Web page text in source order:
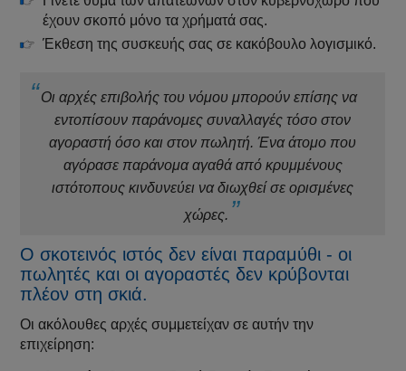
έχουν σκοπό μόνο τα χρήματά σας.
Έκθεση της συσκευής σας σε κακόβουλο λογισμικό.
Οι αρχές επιβολής του νόμου μπορούν επίσης να
εντοπίσουν παράνομες συναλλαγές τόσο στον
αγοραστή όσο και στον πωλητή. Ένα άτομο που
αγόρασε παράνομα αγαθά από κρυμμένους
ιστότοπους κινδυνεύει να διωχθεί σε ορισμένες
χώρες.
Ο σκοτεινός ιστός δεν είναι παραμύθι - οι
πωλητές και οι αγοραστές δεν κρύβονται
πλέον στη σκιά.
Οι ακόλουθες αρχές συμμετείχαν σε αυτήν την
επιχείρηση: